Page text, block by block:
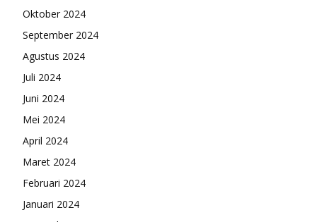
Oktober 2024
September 2024
Agustus 2024
Juli 2024
Juni 2024
Mei 2024
April 2024
Maret 2024
Februari 2024
Januari 2024